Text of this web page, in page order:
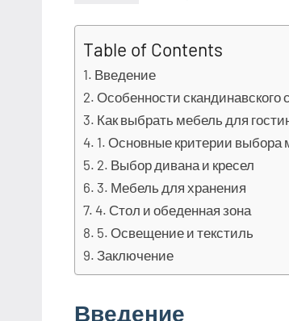
Table of Contents
Введение
Особенности скандинавского
Как выбрать мебель для
1. Основные критерии выбора
2. Выбор дивана и кресел
3. Мебель для хранения
4. Стол и обеденная зона
5. Освещение и текстиль
Заключение
Введение